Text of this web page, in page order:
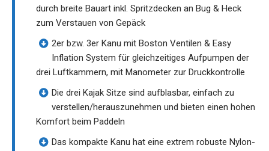
durch breite Bauart inkl. Spritzdecken an Bug & Heck
zum Verstauen von Gepäck
2er bzw. 3er Kanu mit Boston Ventilen & Easy
Inflation System für gleichzeitiges Aufpumpen der
drei Luftkammern, mit Manometer zur Druckkontrolle
Die drei Kajak Sitze sind aufblasbar, einfach zu
verstellen/herauszunehmen und bieten einen hohen
Komfort beim Paddeln
Das kompakte Kanu hat eine extrem robuste Nylon-